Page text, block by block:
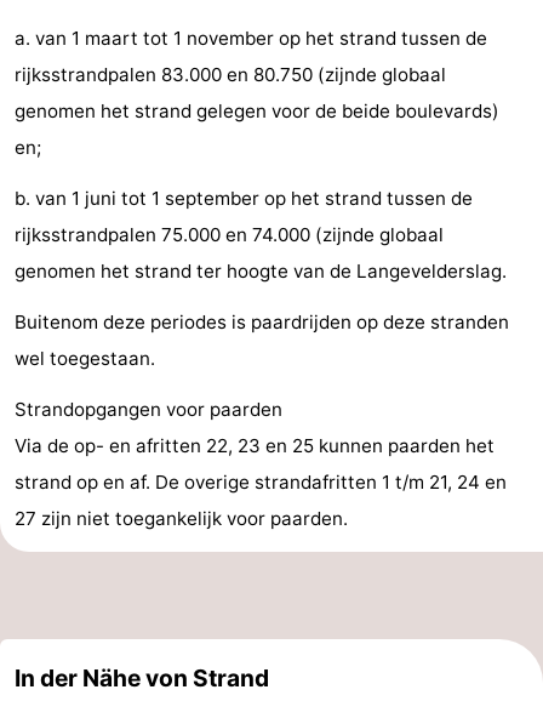
Spielplätze
Experiences
Wellness-
Zentren
Dörfer
Städte
Sport
-
Schwimmbader
-
Wandern
-
Golfplatze
-
Sportangeln
a. van 1 maart tot 1 november op het strand tussen de
rijksstrandpalen 83.000 en 80.750 (zijnde globaal
genomen het strand gelegen voor de beide boulevards)
en;
b. van 1 juni tot 1 september op het strand tussen de
rijksstrandpalen 75.000 en 74.000 (zijnde globaal
genomen het strand ter hoogte van de Langevelderslag.
Buitenom deze periodes is paardrijden op deze stranden
wel toegestaan.
Strandopgangen voor paarden
Via de op- en afritten 22, 23 en 25 kunnen paarden het
strand op en af. De overige strandafritten 1 t/m 21, 24 en
27 zijn niet toegankelijk voor paarden.
In der Nähe von Strand